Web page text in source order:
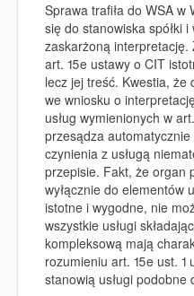
Sprawa trafiła do WSA w
się do stanowiska spółki
zaskarżoną interpretację.
art. 15e ustawy o CIT
lecz jej treść. Kwestia,
we wniosku o
usług wymienionych w
przesądza
czynienia z usługą
przepisie. Fakt, że organ
wyłącznie do elementów
istotne i wygodne, nie
wszystkie usługi
kompleksową mają
rozumieniu art. 15e ust. 1
stanowią usługi podobne